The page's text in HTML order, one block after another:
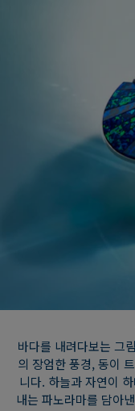
바다를 내려다보는 그
의 장엄한 풍경, 동이
니다. 하늘과 자연이
내는 파노라마를 담아